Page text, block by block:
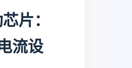
片：
流设